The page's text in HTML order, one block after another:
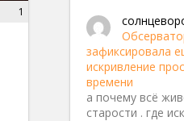
1
зафиксировала
искривление
времени
а почему всё
старости . где